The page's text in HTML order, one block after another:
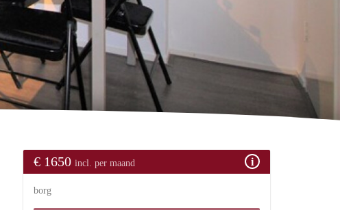
€ 1650 incl. per maand
borg